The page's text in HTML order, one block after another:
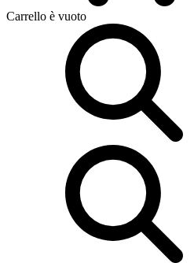
Carrello è vuoto